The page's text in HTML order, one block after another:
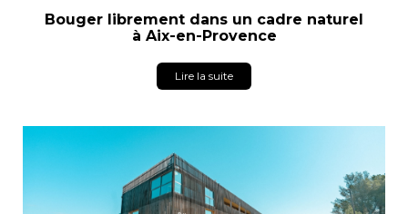
Bouger librement dans un cadre naturel
à Aix-en-Provence
Lire la suite